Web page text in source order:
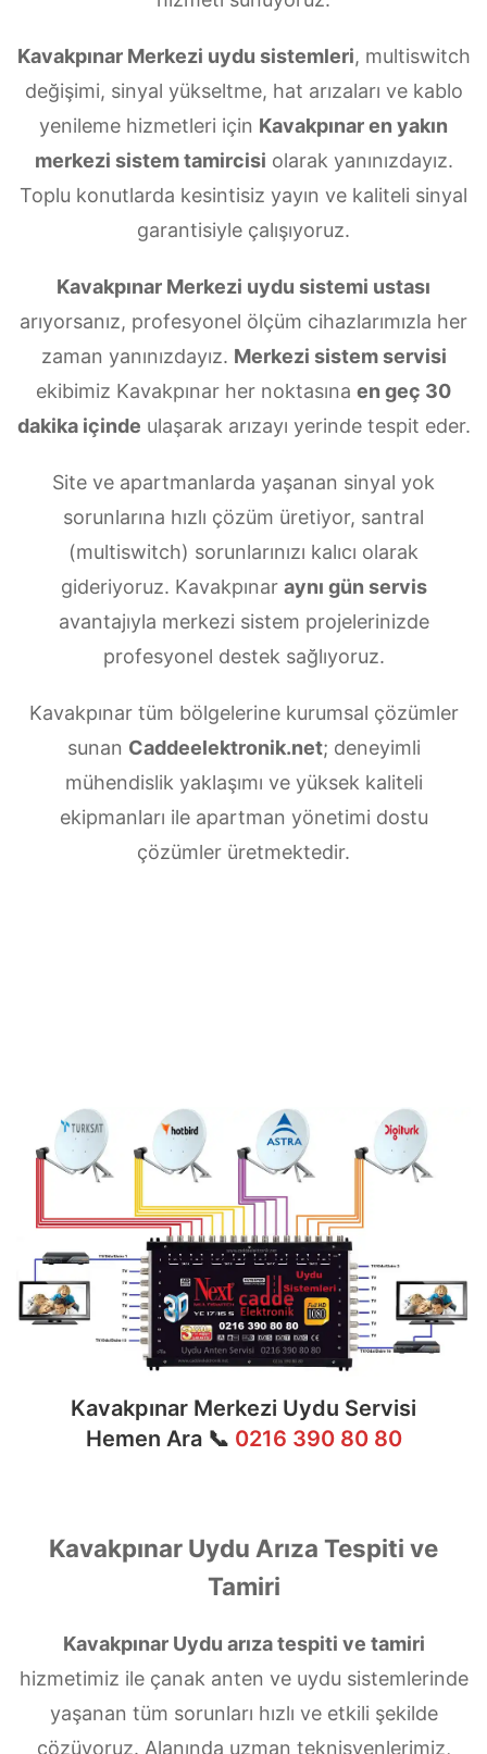
Kavakpınar Merkezi uydu sistemleri, multiswitch
değişimi, sinyal yükseltme, hat arızaları ve kablo
yenileme hizmetleri için Kavakpınar en yakın
merkezi sistem tamircisi olarak yanınızdayız.
Toplu konutlarda kesintisiz yayın ve kaliteli sinyal
garantisiyle çalışıyoruz.
Kavakpınar Merkezi uydu sistemi ustası
arıyorsanız, profesyonel ölçüm cihazlarımızla her
zaman yanınızdayız. Merkezi sistem servisi
ekibimiz Kavakpınar her noktasına en geç 30
dakika içinde ulaşarak arızayı yerinde tespit eder.
Site ve apartmanlarda yaşanan sinyal yok
sorunlarına hızlı çözüm üretiyor, santral
(multiswitch) sorunlarınızı kalıcı olarak
gideriyoruz. Kavakpınar aynı gün servis
avantajıyla merkezi sistem projelerinizde
profesyonel destek sağlıyoruz.
Kavakpınar tüm bölgelerine kurumsal çözümler
sunan Caddeelektronik.net; deneyimli
mühendislik yaklaşımı ve yüksek kaliteli
ekipmanları ile apartman yönetimi dostu
çözümler üretmektedir.
Kavakpınar Merkezi Uydu Servisi
Hemen Ara 📞 0216 390 80 80
Kavakpınar Uydu Arıza Tespiti ve
Tamiri
Kavakpınar Uydu arıza tespiti ve tamiri
hizmetimiz ile çanak anten ve uydu sistemlerinde
yaşanan tüm sorunları hızlı ve etkili şekilde
çözüyoruz. Alanında uzman teknisyenlerimiz,